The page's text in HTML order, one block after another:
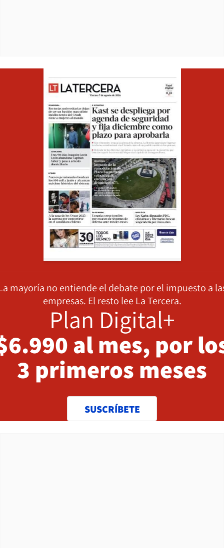
mayoría no entiende el debate por el impuesto a
empresas. El resto lee La Tercera.
Plan Digital+
al mes, por
3 primeros meses
SUSCRÍBETE